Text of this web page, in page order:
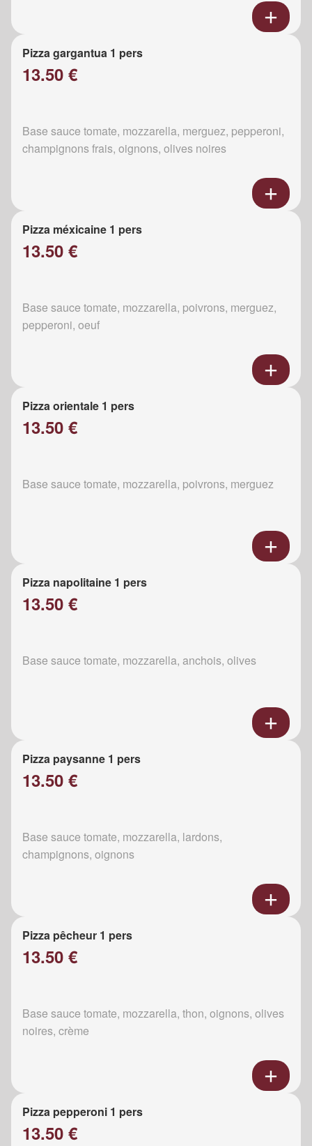
Pizza gargantua 1 pers
13.50 €
Base sauce tomate, mozzarella, merguez, pepperoni,
champignons frais, oignons, olives noires
Pizza méxicaine 1 pers
13.50 €
Base sauce tomate, mozzarella, poivrons, merguez,
pepperoni, oeuf
Pizza orientale 1 pers
13.50 €
Base sauce tomate, mozzarella, poivrons, merguez
Pizza napolitaine 1 pers
13.50 €
Base sauce tomate, mozzarella, anchois, olives
Pizza paysanne 1 pers
13.50 €
Base sauce tomate, mozzarella, lardons,
champignons, oignons
Pizza pêcheur 1 pers
13.50 €
Base sauce tomate, mozzarella, thon, oignons, olives
noires, crème
Pizza pepperoni 1 pers
13.50 €